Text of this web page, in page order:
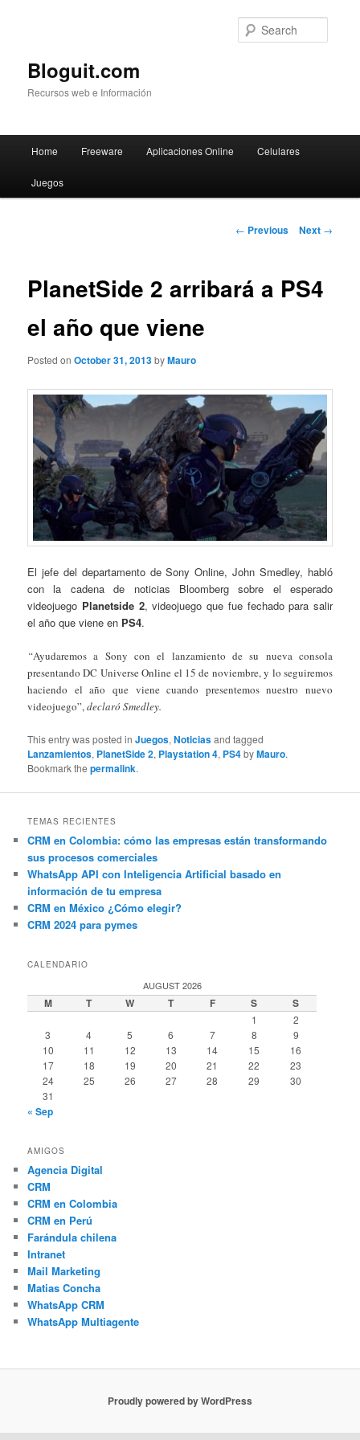
Bloguit.com
Recursos web e Información
Skip
to
Home Freeware Aplicaciones Online Celulares
Juegos
Post
← Previous Next →
PlanetSide 2 arribará a PS4
el año que viene
Posted onOctober 31, 2013byMauro
El jefe del departamento de Sony Online, John Smedley, habló
con la cadena de noticias Bloomberg sobre el esperado
videojuego Planetside 2, videojuego que fue fechado para salir
el año que viene en PS4.
“Ayudaremos a Sony con el lanzamiento de su nueva consola
presentando DC Universe Online el 15 de noviembre, y lo seguiremos
haciendo el año que viene cuando presentemos nuestro nuevo
videojuego”,declaró Smedley.
This entry was posted inJuegos,Noticiasand tagged
Lanzamientos, PlanetSide 2, Playstation 4, PS4byMauro.
Bookmark thepermalink.
TEMAS RECIENTES
CRM en Colombia: cómo las empresas están transformando
sus procesos comerciales
WhatsApp API con Inteligencia Artificial basado en
información de tu empresa
CRM en México ¿Cómo elegir?
CRM 2024 para pymes
CALENDARIO
AUGUST 2026
M T W T F S S
1
2
3
4 5 6 7 8
9
10
11 12 13 14 15
16
17
18 19 20 21 22
23
24
25 26 27 28 29
30
31
« Sep
AMIGOS
Agencia Digital
CRM
CRM en Colombia
CRM en Perú
Farándula chilena
Intranet
Mail Marketing
Matias Concha
WhatsApp CRM
WhatsApp Multiagente
Proudly powered by WordPress